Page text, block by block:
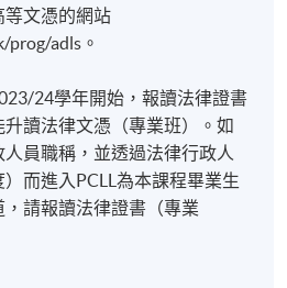
等文憑的網站
prog/adls。
24學年開始，報讀法律證書
升讀法律文憑（專業班）。如
員職稱，並透過法律行政人
而進入PCLL為本課程畢業生
請報讀法律證書（專業